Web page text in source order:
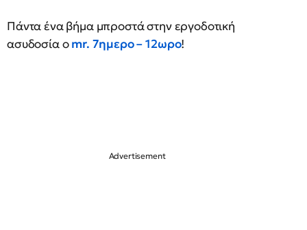
Πάντα ένα βήμα μπροστά στην εργοδοτική
ασυδοσία οmr. 7ημερο – 12ωρο!